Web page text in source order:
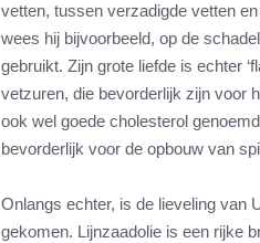
vetten, tussen verzadigde vetten
wees hij bijvoorbeeld, op de
gebruikt. Zijn grote liefde is echter
vetzuren, die bevorderlijk zijn voor
ook wel goede cholesterol
bevorderlijk voor de opbouw van
Onlangs echter, is de lieveling van
gekomen. Lijnzaadolie is een rijke